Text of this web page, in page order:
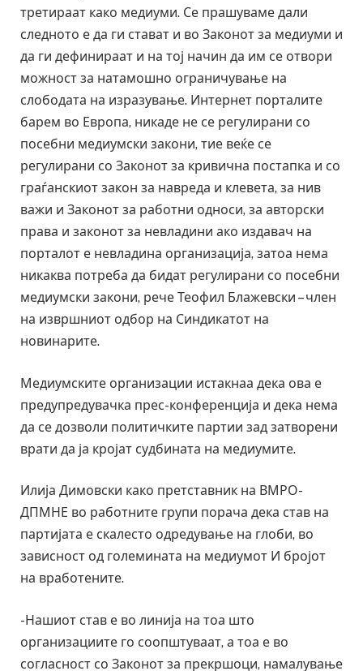
третираат како медиуми. Се прашуваме дали
следното е да ги стават и во Законот за медиуми и
да ги дефинираат и на тој начин да им се отвори
можност за натамошно ограничување на
слободата на изразување. Интернет порталите
барем во Европа, никаде не се регулирани со
посебни медиумски закони, тие веќе се
регулирани со Законот за кривична постапка и со
граѓанскиот закон за навреда и клевета, за нив
важи и Законот за работни односи, за авторски
права и законот за невладини ако издавач на
порталот е невладина организација, затоа нема
никаква потреба да бидат регулирани со посебни
медиумски закони, рече Теофил Блажевски – член
на извршниот одбор на Синдикатот на
новинарите.
Медиумските организации истакнаа дека ова е
предупредувачка прес-конференција и дека нема
да се дозволи политичките партии зад затворени
врати да ја кројат судбината на медиумите.
Илија Димовски како претставник на ВМРО-
ДПМНЕ во работните групи порача дека став на
партијата е скалесто одредување на глоби, во
зависност од големината на медиумот И бројот
на вработените.
-Нашиот став е во линија на тоа што
организациите го соопштуваат, а тоа е во
согласност со Законот за прекршоци, намалување